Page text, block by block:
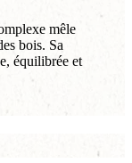
mêle
bois. Sa
équilibrée et